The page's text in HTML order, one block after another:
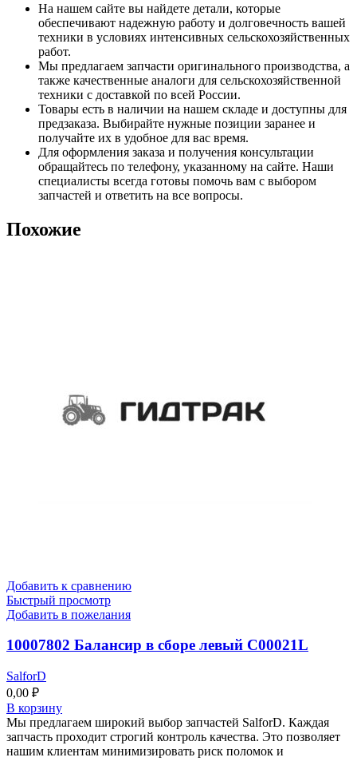
На нашем сайте вы найдете детали, которые
обеспечивают надежную работу и долговечность вашей
техники в условиях интенсивных сельскохозяйственных
работ.
Мы предлагаем запчасти оригинального производства, а
также качественные аналоги для сельскохозяйственной
техники с доставкой по всей России.
Товары есть в наличии на нашем складе и доступны для
предзаказа. Выбирайте нужные позиции заранее и
получайте их в удобное для вас время.
Для оформления заказа и получения консультации
обращайтесь по телефону, указанному на сайте. Наши
специалисты всегда готовы помочь вам с выбором
запчастей и ответить на все вопросы.
Похожие
Добавить к сравнению
Быстрый просмотр
Добавить в пожелания
10007802 Балансир в сборе левый C00021L
SalforD
0,00 ₽
В корзину
Мы предлагаем широкий выбор запчастей SalforD. Каждая
запчасть проходит строгий контроль качества. Это позволяет
нашим клиентам минимизировать риск поломок и